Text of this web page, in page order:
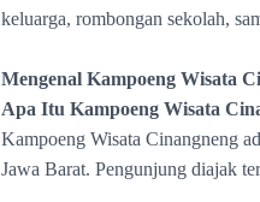
keluarga, rombongan sekolah,
Mengenal Kampoeng Wisata
Apa Itu Kampoeng Wisata
Kampoeng Wisata Cinangneng
Jawa Barat. Pengunjung diajak